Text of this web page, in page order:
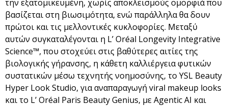
την εξατομικευμένη, χωρίς αποκλεισμούς ομορφιά που
βασίζεται στη βιωσιμότητα, ενώ παράλληλα θα δουν
πρώτοι και τις μελλοντικές κυκλοφορίες. Μεταξύ
αυτών συγκαταλέγονται η L’ Oréal Longevity Integrative
Science™, που στοχεύει στις βαθύτερες αιτίες της
βιολογικής γήρανσης, η κάθετη καλλιέργεια φυτικών
συστατικών μέσω τεχνητής νοημοσύνης, το YSL Beauty
Hyper Look Studio, για αναπαραγωγή viral makeup looks
και το L’ Oréal Paris Beauty Genius, με Agentic AI και